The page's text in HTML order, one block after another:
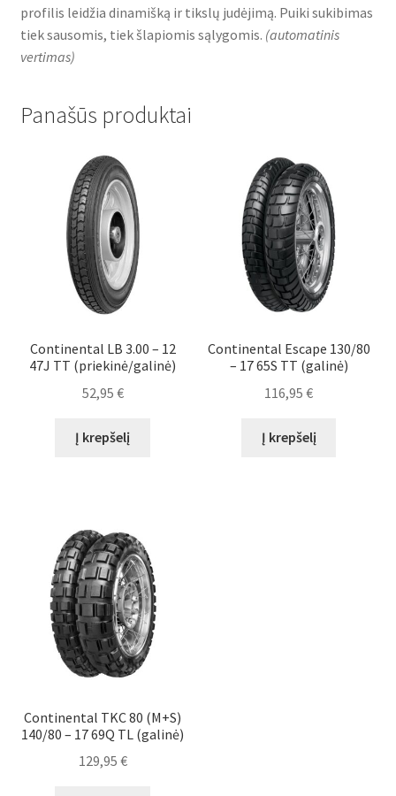
profilis leidžia dinamišką ir tikslų judėjimą. Puiki sukibimas
tiek sausomis, tiek šlapiomis sąlygomis. (automatinis
vertimas)
Panašūs produktai
Continental LB 3.00 – 12
47J TT (priekinė/galinė)
52,95 €
Į krepšelį
Continental Escape 130/80
– 17 65S TT (galinė)
116,95€
Į krepšelį
Continental TKC 80 (M+S)
140/80 – 17 69Q TL (galinė)
129,95 €